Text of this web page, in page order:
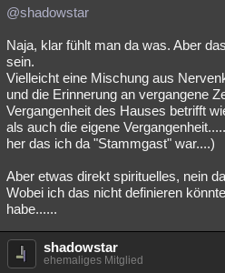
@shadowstar
Naja, klar fühlt man da was. Aber
sein.
Vielleicht eine Mischung aus
und die Erinnerung an vergangene
Vergangenheit des Hauses betrifft
als auch die eigene
her das ich da "Stammgast" war....)
Aber etwas direkt spirituelles, nein
Wobei ich das nicht definieren
habe......
shadowstar
ehemaliges Mitglied